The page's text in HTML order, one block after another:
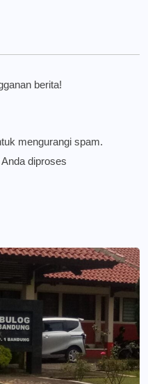
berita!
mengurangi spam.
diproses